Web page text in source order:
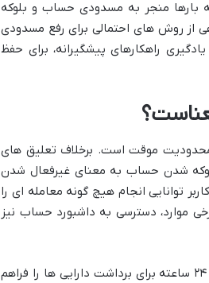
بارها منجر به مسدودی حساب و بلوکه
از روش های احتمالی برای رفع مسدودی
راهکارهای پیشگیرانه، برای حفظ
موقت است. برخلاف تعلیق های
تغییر رمز عبور، بلوکه شدن حساب به معنای غیرفعال شدن
توانایی انجام هیچ گونه معامله ای را
موارد، دسترسی به داشبورد حساب نیز
در سال های گذشته، بایننس پس از شناسایی هویت ایرانی کاربران، فرصتی ۲۴ ساعته برای برداشت دارایی ها را فراهم